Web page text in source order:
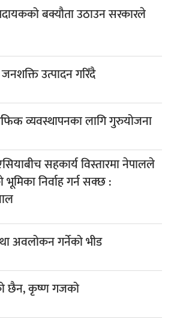
बक्यौता उठाउन सरकारले
जनशक्ति उत्पादन गरिँदै
व्यवस्थापनका लागि गुरुयोजना
सहकार्य विस्तारमा नेपालले
निर्वाह गर्न सक्छ :
अवलोकन गर्नेको भीड
छैन, कृष्ण गजको